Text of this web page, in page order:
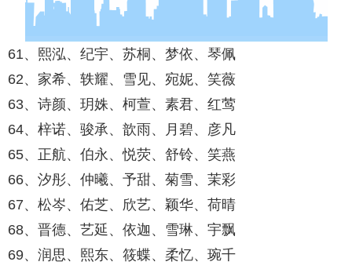
61、熙泓、纪宇、苏桐、梦依、琴佩
62、家希、轶耀、雪见、宛妮、笑薇
63、诗颜、玥姝、柯萱、素君、红莺
64、梓诺、骏承、歆雨、月碧、彦凡
65、正航、伯永、悦荧、舒铃、笑燕
66、汐彤、仲曦、予甜、菊雪、茉彩
67、松岑、佑芝、欣艺、颖华、荷晴
68、晋德、艺延、依迦、雪琳、宇飘
69、润思、熙东、筱蝶、柔忆、琬千